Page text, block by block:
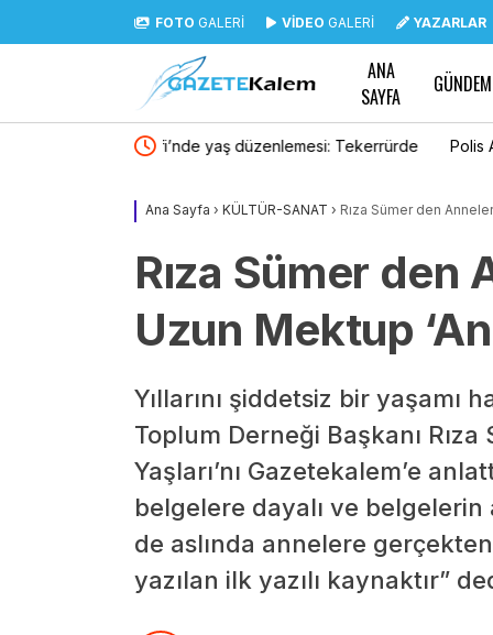
FOTO GALERİ VİDEO GALERİ YAZARLAR
ANA
SAYFA
GÜNDEM
Polis Akademisi 3 bin 250 PMYO öğrencisi
Ana Sayfa › KÜLTÜR-SANAT › Rıza Sümer den
Rıza Sümer den
Uzun Mektup
Yıllarını şiddetsiz bir yaşamı
Toplum Derneği Başkanı
Yaşları’nı Gazetekalem’e
belgelere dayalı ve belgelerin
de aslında annelere
yazılan ilk yazılı kaynaktır”